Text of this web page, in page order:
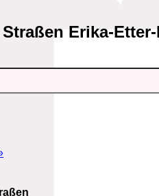
Straßen Erika-